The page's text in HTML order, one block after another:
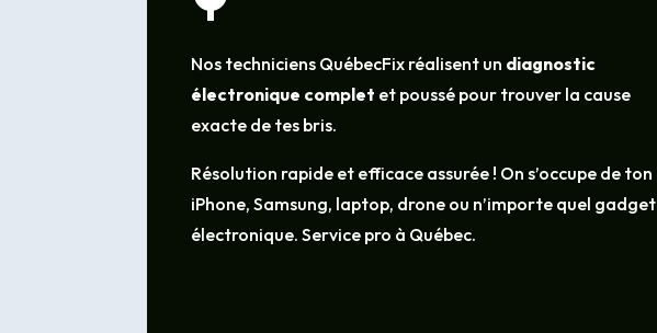
Nos techniciens QuébecFix réalisent un diagnostic
électronique complet et poussé pour trouver la cause
exacte de tes bris.
Résolution rapide et efficace assurée ! On s’occupe de ton
iPhone, Samsung, laptop, drone ou n’importe quel gadget
électronique. Service pro à Québec.